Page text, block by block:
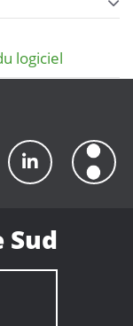
logiciel